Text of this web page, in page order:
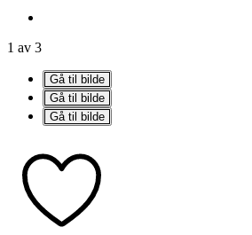
1 av 3
Gå til bilde
Gå til bilde
Gå til bilde